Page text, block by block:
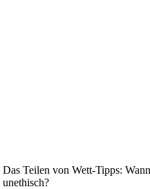
Das Teilen von Wett-Tipps:
unethisch?